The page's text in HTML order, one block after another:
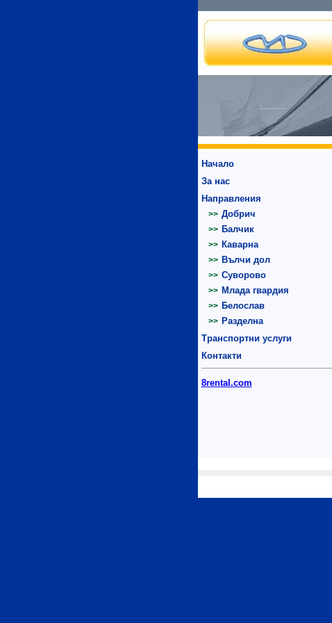
Начало
За нас
Направления
>> Добрич
>> Балчик
>> Каварна
>> Вълчи дол
>> Суворово
>> Млада гвардия
>> Белослав
>> Разделна
Транспортни услуги
Контакти
8rental.com